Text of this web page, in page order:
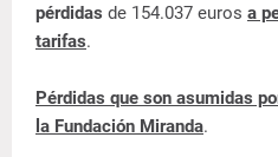
pérdidas de 154.037 euros a
tarifas.
Pérdidas que son asumidas
la Fundación Miranda.